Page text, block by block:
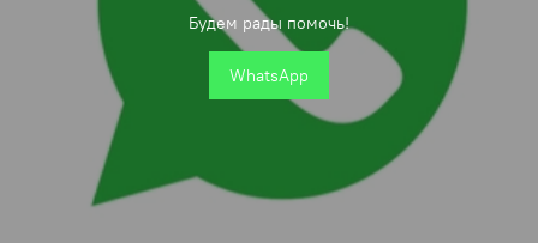
Будем рады помочь!
WhatsApp